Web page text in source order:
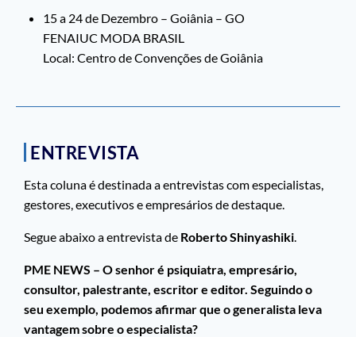
15 a 24 de Dezembro – Goiânia – GO
FENAIUC MODA BRASIL
Local: Centro de Convenções de Goiânia
ENTREVISTA
Esta coluna é destinada a entrevistas com especialistas,
gestores, executivos e empresários de destaque.
Segue abaixo a entrevista de Roberto Shinyashiki
PME NEWS – O senhor é psiquiatra, empresário,
consultor, palestrante, escritor e editor. Seguindo o
seu exemplo, podemos afirmar que o generalista leva
vantagem sobre o especialista?